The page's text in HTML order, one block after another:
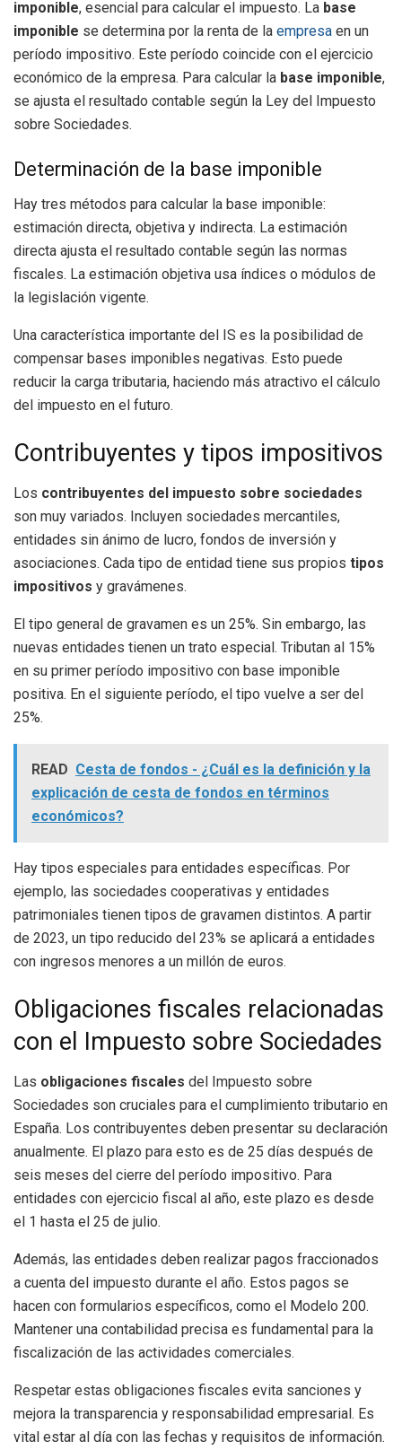
imponible, esencial para calcular el impuesto. La base
imponible se determina por la renta de la empresa en un
período impositivo. Este período coincide con el ejercicio
económico de la empresa. Para calcular la base imponible,
se ajusta el resultado contable según la Ley del Impuesto
sobre Sociedades.
Determinación de la base imponible
Hay tres métodos para calcular la base imponible:
estimación directa, objetiva y indirecta. La estimación
directa ajusta el resultado contable según las normas
fiscales. La estimación objetiva usa índices o módulos de
la legislación vigente.
Una característica importante del IS es la posibilidad de
compensar bases imponibles negativas. Esto puede
reducir la carga tributaria, haciendo más atractivo el cálculo
del impuesto en el futuro.
Contribuyentes y tipos impositivos
Los contribuyentes del impuesto sobre sociedades
son muy variados. Incluyen sociedades mercantiles,
entidades sin ánimo de lucro, fondos de inversión y
asociaciones. Cada tipo de entidad tiene sus propios tipos
impositivos y gravámenes.
El tipo general de gravamen es un 25%. Sin embargo, las
nuevas entidades tienen un trato especial. Tributan al 15%
en su primer período impositivo con base imponible
positiva. En el siguiente período, el tipo vuelve a ser del
25%.
READ Cesta de fondos - ¿Cuál es la definición y la
explicación de cesta de fondos en términos
económicos?
Hay tipos especiales para entidades específicas. Por
ejemplo, las sociedades cooperativas y entidades
patrimoniales tienen tipos de gravamen distintos. A partir
de 2023, un tipo reducido del 23% se aplicará a entidades
con ingresos menores a un millón de euros.
Obligaciones fiscales relacionadas
con el Impuesto sobre Sociedades
Las obligaciones fiscales del Impuesto sobre
Sociedades son cruciales para el cumplimiento tributario en
España. Los contribuyentes deben presentar su declaración
anualmente. El plazo para esto es de 25 días después de
seis meses del cierre del período impositivo. Para
entidades con ejercicio fiscal al año, este plazo es desde
el 1 hasta el 25 de julio.
Además, las entidades deben realizar pagos fraccionados
a cuenta del impuesto durante el año. Estos pagos se
hacen con formularios específicos, como el Modelo 200.
Mantener una contabilidad precisa es fundamental para la
fiscalización de las actividades comerciales.
Respetar estas obligaciones fiscales evita sanciones y
mejora la transparencia y responsabilidad empresarial. Es
vital estar al día con las fechas y requisitos de información.